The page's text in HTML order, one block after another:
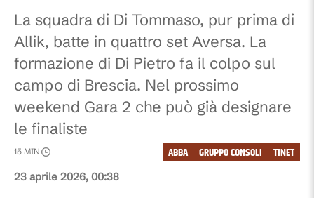
La squadra di Di Tommaso, pur prima di
Allik, batte in quattro set Aversa. La
formazione di Di Pietro fa il colpo sul
campo di Brescia. Nel prossimo
weekend Gara 2 che può già designare
le finaliste
23 aprile 2026, 00:38
15 MIN TINET
GRUPPO CONSOLI
ABBA